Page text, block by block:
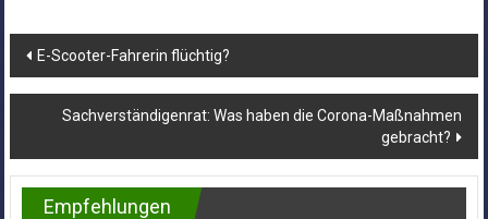
Beitragsnavigation
E-Scooter-Fahrerin flüchtig?
Sachverständigenrat: Was haben die Corona-Maßnahmen
gebracht?
Empfehlungen